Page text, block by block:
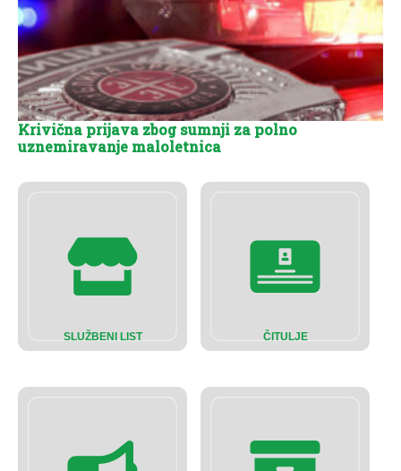
SLUŽBENI LIST ČITULJE
Krivična prijava zbog sumnji za polno
uznemiravanje maloletnica